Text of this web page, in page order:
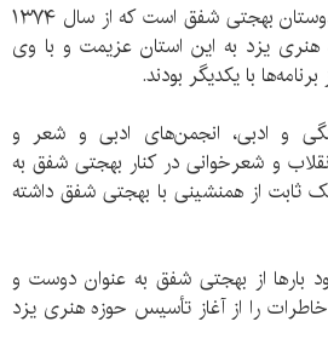
محمود ملک ثابت یکی از دوستان بهجتی شفق است که از سال ۱۳۷۴
یزد به این استان عزیمت و با وی
با یکدیگر بودند.
و ادبی، انجمن‌های ادبی و شعر و
و شعرخوانی در کنار بهجتی شفق به
ثابت از همنشینی با بهجتی شفق داشته
بار‌ها از بهجتی شفق به عنوان دوست و
را از آغاز تأسیس حوزه هنری یزد